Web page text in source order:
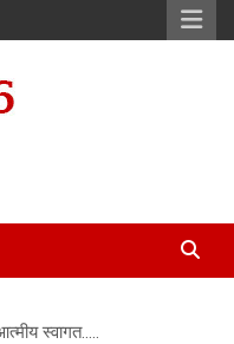
स्वागत…..